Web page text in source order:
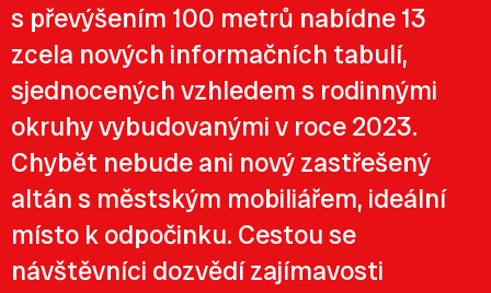
s převýšením 100 metrů nabídne 13
zcela nových informačních tabulí,
sjednocených vzhledem s rodinnými
okruhy vybudovanými v roce 2023.
Chybět nebude ani nový zastřešený
altán s městským mobiliářem, ideální
místo k odpočinku. Cestou se
návštěvníci dozvědí zajímavosti